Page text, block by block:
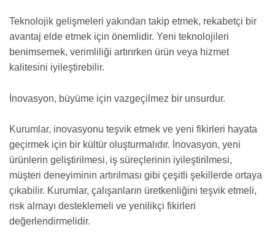
Teknolojik gelişmeleri yakından takip etmek, rekabetçi bir
avantaj elde etmek için önemlidir. Yeni teknolojileri
benimsemek, verimliliği artırırken ürün veya hizmet
kalitesini iyileştirebilir.
İnovasyon, büyüme için vazgeçilmez bir unsurdur.
Kurumlar, inovasyonu teşvik etmek ve yeni fikirleri hayata
geçirmek için bir kültür oluşturmalıdır. İnovasyon, yeni
ürünlerin geliştirilmesi, iş süreçlerinin iyileştirilmesi,
müşteri deneyiminin artırılması gibi çeşitli şekillerde ortaya
çıkabilir. Kurumlar, çalışanların üretkenliğini teşvik etmeli,
risk almayı desteklemeli ve yenilikçi fikirleri
değerlendirmelidir.